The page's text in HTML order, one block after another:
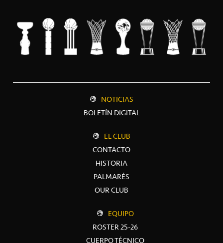
NOTICIAS
BOLETÍN DIGITAL
EL CLUB
CONTACTO
HISTORIA
PALMARÉS
OUR CLUB
EQUIPO
ROSTER 25-26
CUERPO TÉCNICO